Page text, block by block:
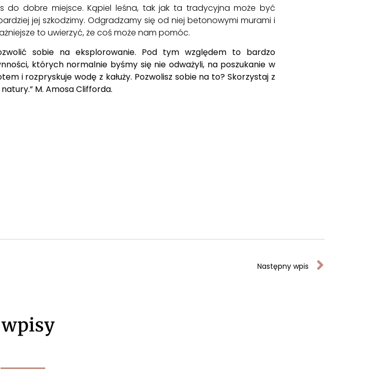
dobre miejsce. Kąpiel leśna, tak jak ta tradycyjna może być
jej szkodzimy. Odgradzamy się od niej betonowymi murami i
to uwierzyć, że coś może nam pomóc.
sobie na eksplorowanie. Pod tym względem to bardzo
których normalnie byśmy się nie odważyli, na poszukanie w
i rozpryskuje wodę z kałuży. Pozwolisz sobie na to? Skorzystaj z
M. Amosa Clifforda.
Następny wpis
wpisy